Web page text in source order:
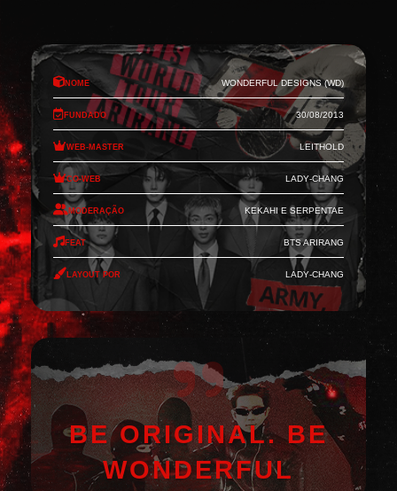
Nome Wonderful Designs (WD)
Fundado 30/08/2013
Web-Master Leithold
Co-Web Lady-Chang
Moderação Kekahi e Serpentae
Feat BTS Arirang
Layout por Lady-Chang
BE ORIGINAL. BE
WONDERFUL